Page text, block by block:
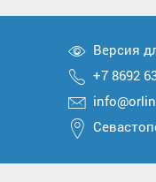
Версия
+7 8692